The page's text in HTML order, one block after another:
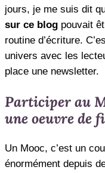
jours, je me suis dit
sur ce blog pouvait
routine d’écriture.
univers avec les
place une newsletter.
Participer au
une oeuvre de
Un Mooc, c’est un
énormément depuis